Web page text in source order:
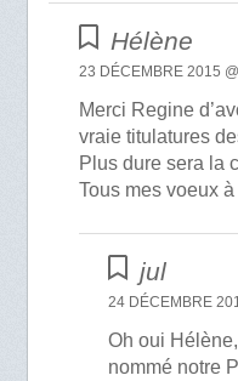
Hélène
23 DÉCEMBRE 2015
Merci Regine
vraie titulatures
Plus dure sera la
Tous mes voeux
jul
24 DÉCEMBRE
Oh oui
nommé notre